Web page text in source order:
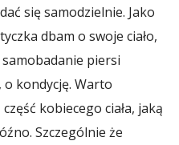
się samodzielnie. Jako
dbam o swoje ciało,
piersi
o kondycję. Warto
kobiecego ciała, jaką
Szczególnie że